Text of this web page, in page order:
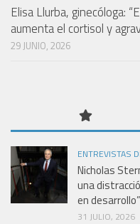
Elisa Llurba, ginecóloga:
aumenta el cortisol y
29 JUNIO, 2026
ENTREVISTAS
Nicholas
una
en desarrollo”
31 JULIO, 2026